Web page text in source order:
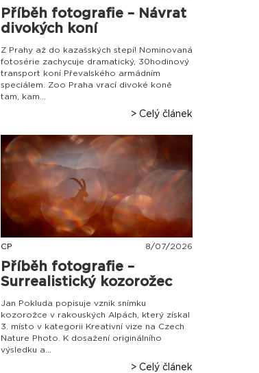
Příběh fotografie – Návrat
divokých koní
Z Prahy až do kazašských stepí! Nominovaná
fotosérie zachycuje dramatický, 30hodinový
transport koní Převalského armádním
speciálem. Zoo Praha vrací divoké koně
tam, kam...
> Celý článek
CP 8/07/2026
Příběh fotografie –
Surrealistický kozorožec
Jan Pokluda popisuje vznik snímku
kozorožce v rakouských Alpách, který získal
3. místo v kategorii Kreativní vize na Czech
Nature Photo. K dosažení originálního
výsledku a...
> Celý článek